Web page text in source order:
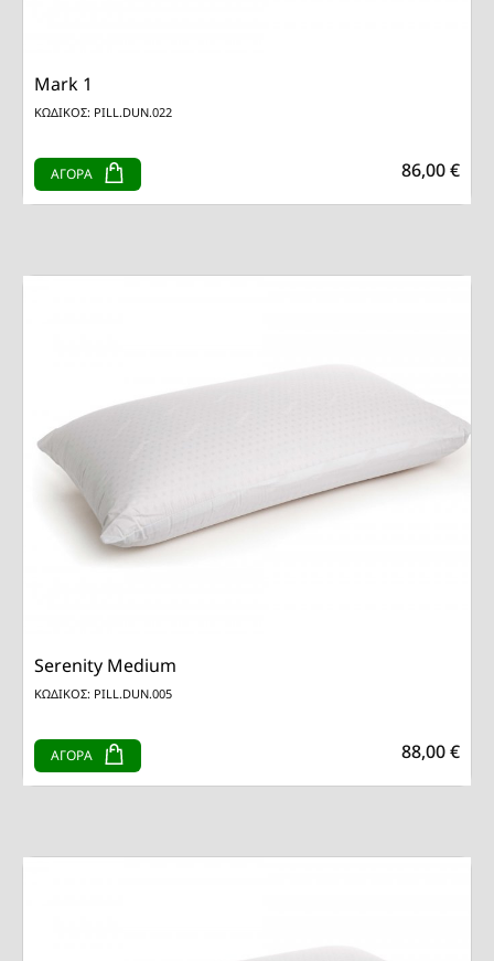
Mark 1
ΚΩΔΙΚΟΣ: PILL.DUN.022
ΑΓΟΡΑ 86,00 €
Serenity Medium
ΚΩΔΙΚΟΣ: PILL.DUN.005
ΑΓΟΡΑ 88,00 €